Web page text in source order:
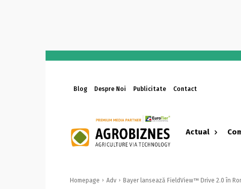
Blog Despre Noi Publicitate Contact
Actual
Homepage Adv Bayer lansează FieldView™ Drive 2.0 în